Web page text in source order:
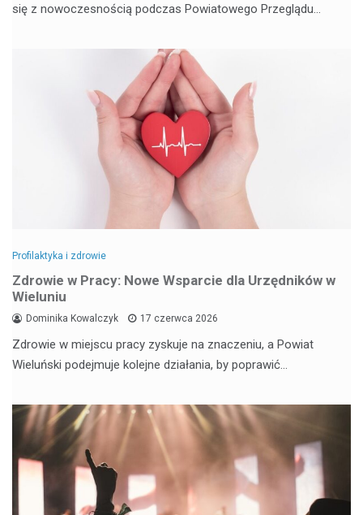
się z nowoczesnością podczas Powiatowego Przeglądu…
Profilaktyka i zdrowie
Zdrowie w Pracy: Nowe Wsparcie dla Urzędników w
Wieluniu
Dominika Kowalczyk 17 czerwca 2026
Zdrowie w miejscu pracy zyskuje na znaczeniu, a Powiat
Wieluński podejmuje kolejne działania, by poprawić…